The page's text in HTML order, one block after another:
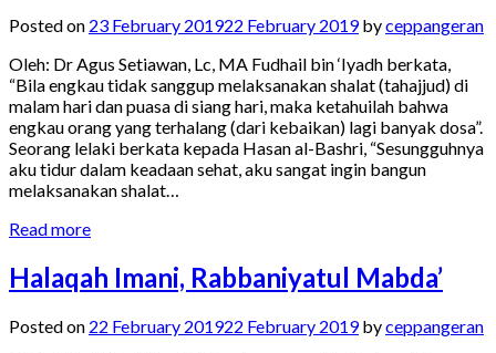
Posted on 23 February 201922 February 2019byceppangeran
Oleh: Dr Agus Setiawan, Lc, MA Fudhail bin ‘Iyadh berkata,
“Bila engkau tidak sanggup melaksanakan shalat (tahajjud) di
malam hari dan puasa di siang hari, maka ketahuilah bahwa
engkau orang yang terhalang (dari kebaikan) lagi banyak dosa”.
Seorang lelaki berkata kepada Hasan al-Bashri, “Sesungguhnya
aku tidur dalam keadaan sehat, aku sangat ingin bangun
melaksanakan shalat…
Read more
Halaqah Imani, Rabbaniyatul Mabda’
Posted on 22 February 201922 February 2019byceppangeran